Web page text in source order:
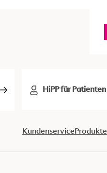
HiPP für Patienten
KundenserviceProdukte